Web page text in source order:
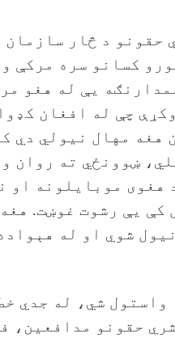
حقونو د څار سازمان
کسانو سره مرکې
یې له هغو
چې له افغان
هغه مهال نیولي دي
ښوونځي ته روان
هغوی موبایلونه او
کې یې رشوت غوښت.
شوي او له
شي، له جدي
حقونو مدافعین،